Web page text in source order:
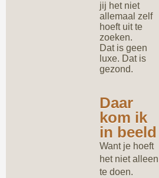
jij het niet
allemaal zelf
hoeft uit te
zoeken.
Dat is geen
luxe. Dat is
gezond.
Daar
kom ik
in beeld
Want je hoeft
het niet alleen
te doen.